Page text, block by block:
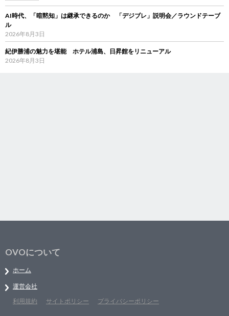
AI時代、「暗黙知」は継承できるのか 「デジブレ」説明会／ラウンドテーブ
ル
2026年8月3日
紀伊勝浦の魅力を堪能 ホテル浦島、日昇館をリニューアル
2026年8月3日
OVOについて
ホーム
運営会社
利用規約
サイトポリシー プライバシーポリシー